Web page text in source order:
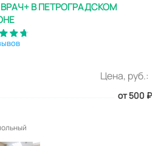
В ПЕТРОГРАДСКОМ
Цена, руб.:
от 500 ₽